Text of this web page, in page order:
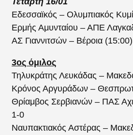
Εδεσσαϊκός – Ολυμπιακός
Ερμής Αμυνταίου – ΑΠΕ
ΑΣ Γιαννιτσών – Βέροια (15:00)
3ος όμιλος
Τηλυκράτης Λευκάδας –
Κρόνος Αργυράδων –
Θρίαμβος Σερβιανών – ΠΑΣ
1-0
Ναυπακτιακός Αστέρας –